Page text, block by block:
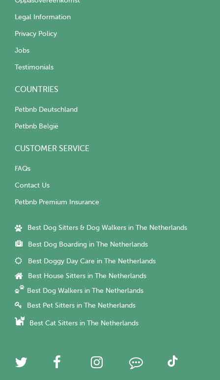
Legal Information
Privacy Policy
Jobs
Testimonials
COUNTRIES
Petbnb Deutschland
Petbnb België
CUSTOMER SERVICE
FAQs
Contact Us
Petbnb Premium Insurance
Best Dog Sitters & Dog Walkers in The Netherlands
Best Dog Boarding in The Netherlands
Best Doggy Day Care in The Netherlands
Best House Sitters in The Netherlands
Best Dog Walkers in The Netherlands
Best Pet Sitters in The Netherlands
Best Cat Sitters in The Netherlands